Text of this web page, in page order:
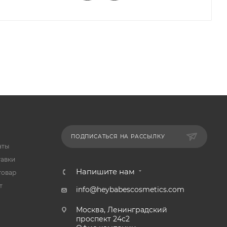
ПОДПИСАТЬСЯ НА РАССЫЛКУ
Напишите нам
info@heybabescosmetics.com
Москва, Ленинградский
проспект 24с2